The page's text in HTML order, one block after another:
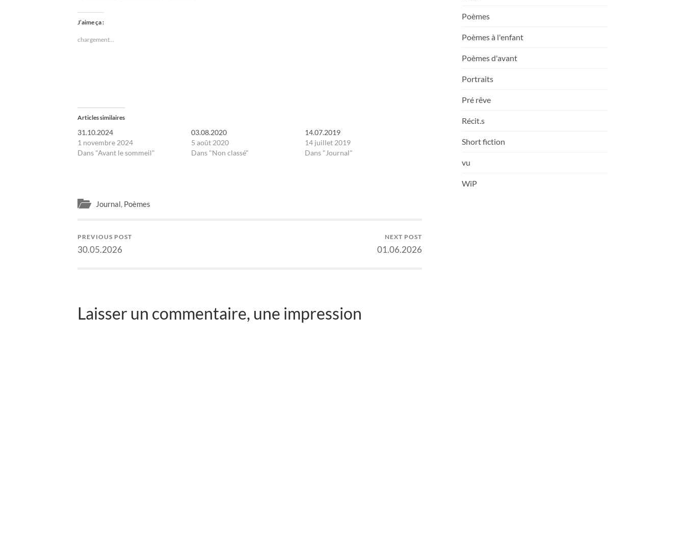
J’aime ça :
chargement…
Articles similaires
31.10.2024
1 novembre 2024
Dans "Avant le sommeil"
03.08.2020
5 août 2020
Dans "Non classé"
14.07.2019
14 juillet 2019
Dans "Journal"
Journal, Poèmes
PREVIOUS POST
30.05.2026
NEXT POST
01.06.2026
Laisser un commentaire, une impression
Poèmes
Poèmes à l'enfant
Poèmes d'avant
Portraits
Pré rêve
Récit.s
Short fiction
vu
WiP